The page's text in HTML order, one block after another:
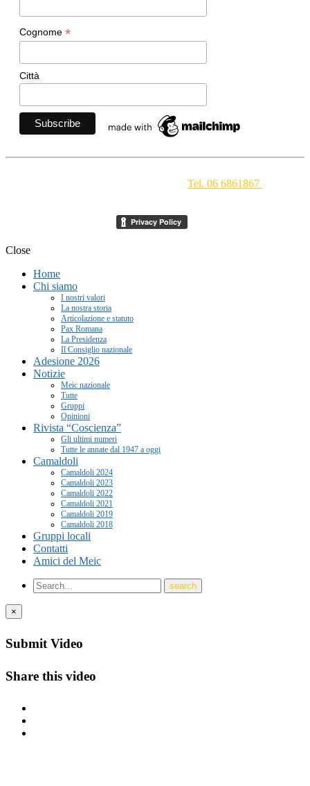
Cognome *
Città
Tel. 06 6861867
Close
Home
Chi siamo
I nostri valori
La nostra storia
Articolazione e statuto
Pax Romana
La Presidenza
Il Consiglio nazionale
Adesione 2026
Notizie
Meic nazionale
Tutte
Gruppi
Opinioni
Rivista “Coscienza”
Gli ultimi numeri
Tutte le annate dal 1947 a oggi
Camaldoli
Camaldoli 2024
Camaldoli 2023
Camaldoli 2022
Camaldoli 2021
Camaldoli 2019
Camaldoli 2018
Gruppi locali
Contatti
Amici del Meic
×
Submit Video
Share this video